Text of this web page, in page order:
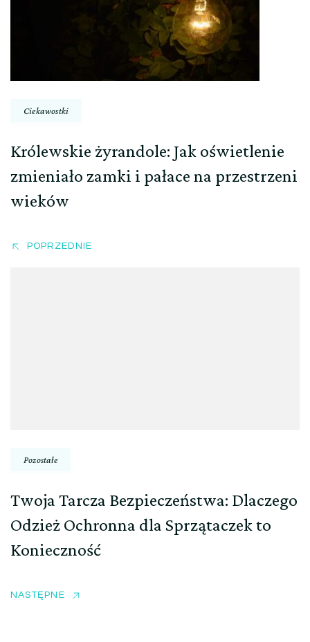
Ciekawostki
Królewskie żyrandole: Jak oświetlenie
zmieniało zamki i pałace na przestrzeni
wieków
POPRZEDNIE
Pozostałe
Twoja Tarcza Bezpieczeństwa: Dlaczego
Odzież Ochronna dla Sprzątaczek to
Konieczność
NASTĘPNE